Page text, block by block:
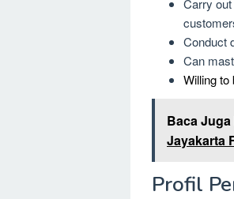
Carry
Conduct
Can
Willing to
Baca
Jayakarta
Profil